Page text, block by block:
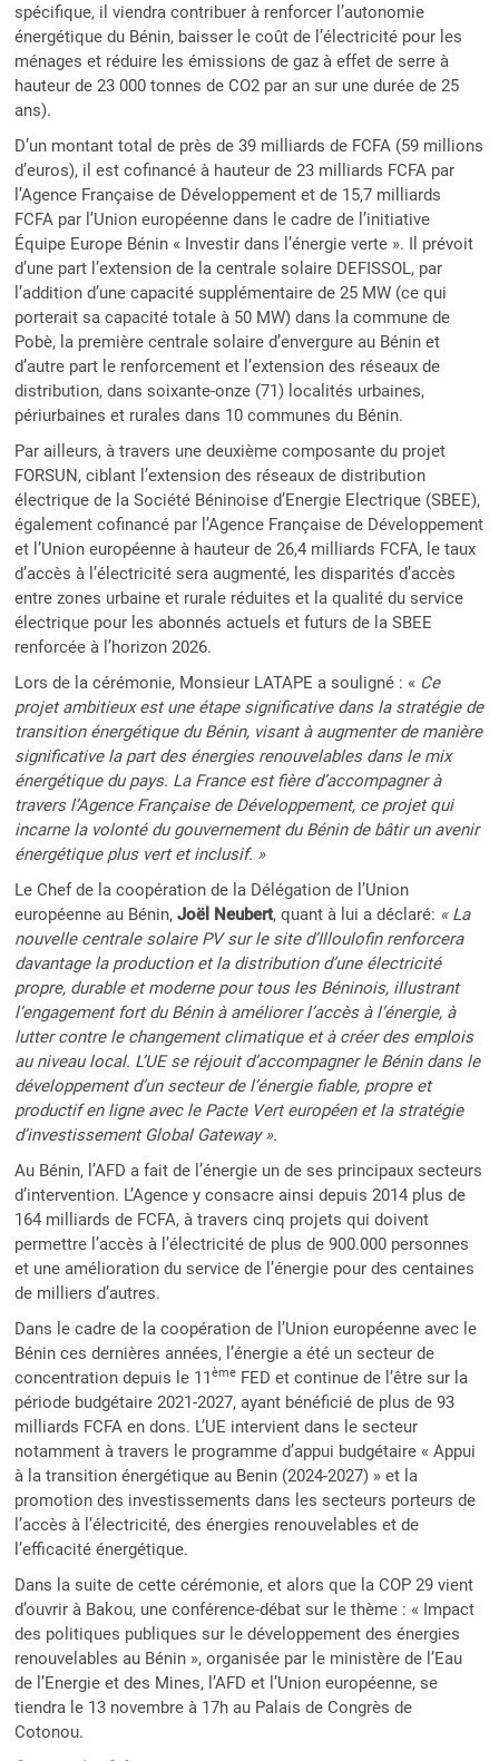
spécifique, il viendra contribuer à renforcer l’autonomie
énergétique du Bénin, baisser le coût de l’électricité pour les
ménages et réduire les émissions de gaz à effet de serre à
hauteur de 23 000 tonnes de CO2 par an sur une durée de 25
ans).
D’un montant total de près de 39 milliards de FCFA (59 millions
d’euros), il est cofinancé à hauteur de 23 milliards FCFA par
l’Agence Française de Développement et de 15,7 milliards
FCFA par l’Union européenne dans le cadre de l’initiative
Équipe Europe Bénin « Investir dans l’énergie verte ». Il prévoit
d’une part l’extension de la centrale solaire DEFISSOL, par
l’addition d’une capacité supplémentaire de 25 MW (ce qui
porterait sa capacité totale à 50 MW) dans la commune de
Pobè, la première centrale solaire d’envergure au Bénin et
d’autre part le renforcement et l’extension des réseaux de
distribution, dans soixante-onze (71) localités urbaines,
périurbaines et rurales dans 10 communes du Bénin.
Par ailleurs, à travers une deuxième composante du projet
FORSUN, ciblant l’extension des réseaux de distribution
électrique de la Société Béninoise d’Energie Electrique (SBEE),
également cofinancé par l’Agence Française de Développement
et l’Union européenne à hauteur de 26,4 milliards FCFA, le taux
d’accès à l’électricité sera augmenté, les disparités d’accès
entre zones urbaine et rurale réduites et la qualité du service
électrique pour les abonnés actuels et futurs de la SBEE
renforcée à l’horizon 2026.
Lors de la cérémonie, Monsieur LATAPE a souligné : « Ce
projet ambitieux est une étape significative dans la stratégie de
transition énergétique du Bénin, visant à augmenter de manière
significative la part des énergies renouvelables dans le mix
énergétique du pays. La France est fière d’accompagner à
travers l’Agence Française de Développement, ce projet qui
incarne la volonté du gouvernement du Bénin de bâtir un avenir
énergétique plus vert et inclusif. »
Le Chef de la coopération de la Délégation de l’Union
européenne au Bénin,Joël Neubert, quant à lui a déclaré: « La
nouvelle centrale solaire PV sur le site d’Illoulofin renforcera
davantage la production et la distribution d’une électricité
propre, durable et moderne pour tous les Béninois, illustrant
l’engagement fort du Bénin à améliorer l’accès à l’énergie, à
lutter contre le changement climatique et à créer des emplois
au niveau local. L’UE se réjouit d’accompagner le Bénin dans le
développement d’un secteur de l’énergie fiable, propre et
productif en ligne avec le Pacte Vert européen et la stratégie
d’investissement Global Gateway ».
Au Bénin, l’AFD a fait de l’énergie un de ses principaux secteurs
d’intervention. L’Agence y consacre ainsi depuis 2014 plus de
164 milliards de FCFA, à travers cinq projets qui doivent
permettre l’accès à l’électricité de plus de 900.000 personnes
et une amélioration du service de l’énergie pour des centaines
de milliers d’autres.
Dans le cadre de la coopération de l’Union européenne avec le
Bénin ces dernières années, l’énergie a été un secteur de
concentration depuis le 11ème FED et continue de l’être sur la
période budgétaire 2021-2027, ayant bénéficié de plus de 93
milliards FCFA en dons. L’UE intervient dans le secteur
notamment à travers le programme d’appui budgétaire « Appui
à la transition énergétique au Benin (2024-2027) » et la
promotion des investissements dans les secteurs porteurs de
l’accès à l’électricité, des énergies renouvelables et de
l’efficacité énergétique.
Dans la suite de cette cérémonie, et alors que la COP 29 vient
d’ouvrir à Bakou, une conférence-débat sur le thème : « Impact
des politiques publiques sur le développement des énergies
renouvelables au Bénin », organisée par le ministère de l’Eau
de l’Energie et des Mines, l’AFD et l’Union européenne, se
tiendra le 13 novembre à 17h au Palais de Congrès de
Cotonou.